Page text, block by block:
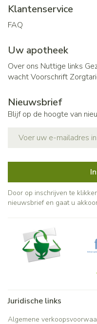
Klantenservice
FAQ
Uw apotheek
Over ons Nuttige links
wachtVoorschrift
Nieuwsbrief
Blijf op de hoogte van
Door op inschrijven te
nieuwsbrief en gaat u
Juridische links
Algemene